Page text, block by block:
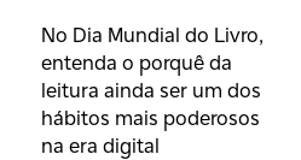
No Dia Mundial do Livro,
entenda o porquê da
leitura ainda ser um dos
hábitos mais poderosos
na era digital